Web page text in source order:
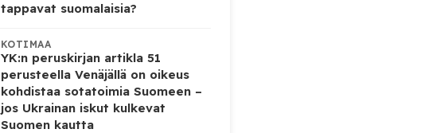
tappavat suomalaisia?
KOTIMAA
YK:n peruskirjan artikla 51
perusteella Venäjällä on oikeus
kohdistaa sotatoimia Suomeen –
jos Ukrainan iskut kulkevat
Suomen kautta